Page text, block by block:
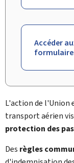
Accéder
L'action de l'Union
transport aérien
protection des
Des règles